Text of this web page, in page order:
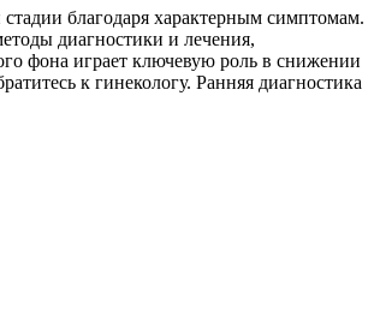
благодаря характерным симптомам.
диагностики и лечения,
фона играет ключевую роль в снижении
к гинекологу. Ранняя диагностика